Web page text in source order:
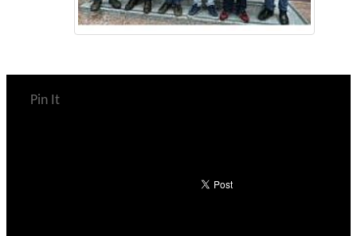
Pin It